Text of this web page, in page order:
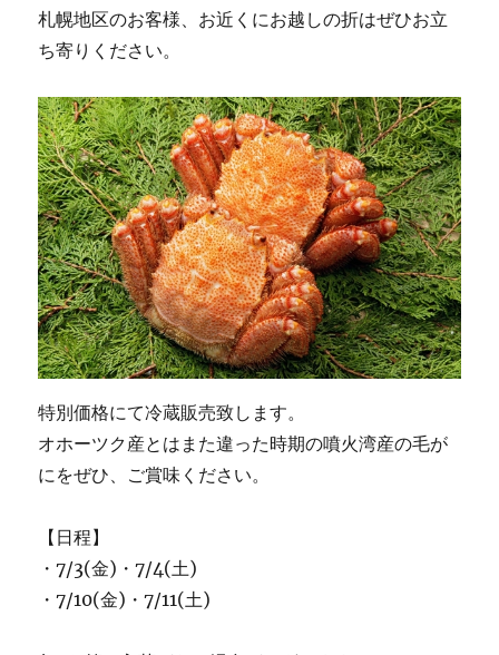
札幌地区のお客様、お近くにお越しの折はぜひお立
ち寄りください。
特別価格にて冷蔵販売致します。
オホーツク産とはまた違った時期の噴火湾産の毛が
にをぜひ、ご賞味ください。
【日程】
・7/3(金)・7/4(土)
・7/10(金)・7/11(土)